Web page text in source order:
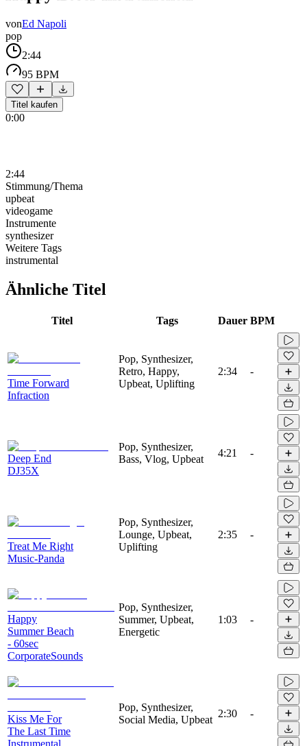
vonEd Napoli
pop
2:44
95 BPM
Titel kaufen
0:00
2:44
Stimmung/Thema
upbeat
videogame
Instrumente
synthesizer
Weitere Tags
instrumental
Ähnliche Titel
Titel Tags Dauer BPM
Time Forward
Infraction
Pop, Synthesizer,
Retro, Happy,
Upbeat, Uplifting
2:34 -
Deep End
DJ35X
Pop, Synthesizer,
Bass, Vlog, Upbeat
4:21 -
Treat Me Right
Music-Panda
Pop, Synthesizer,
Lounge, Upbeat,
Uplifting
2:35 -
Happy
Summer Beach
- 60sec
CorporateSounds
Pop, Synthesizer,
Summer, Upbeat,
Energetic
1:03 -
Kiss Me For
The Last Time
Instrumental
Pop, Synthesizer,
Social Media, Upbeat
2:30 -